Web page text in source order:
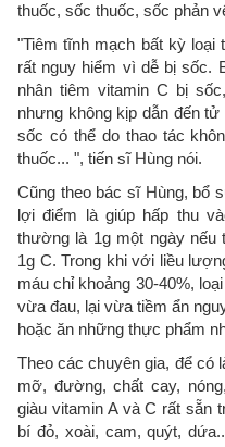
thuốc, sốc thuốc, sốc phản
"Tiêm tĩnh mạch bất kỳ loại
rất nguy hiểm vì dễ bị sốc.
nhân tiêm vitamin C bị
nhưng không kịp dẫn đến
sốc có thể do thao tác
thuốc... ", tiến sĩ Hùng nói.
Cũng theo bác sĩ Hùng, bổ
lợi điểm là giúp hấp thu
thường là 1g một ngày nếu
1g C. Trong khi với liều
máu chỉ khoảng 30-40%,
vừa đau, lại vừa tiềm ẩn
hoặc ăn những thực phẩm
Theo các chuyên gia, để có
mỡ, đường, chất cay,
giàu vitamin A và C rất sẵn
bí đỏ, xoài, cam, quýt,